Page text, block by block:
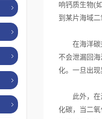
响钙质生物(
到某片海域
在海洋碳封
不会泄漏回
化。一旦出
此外，在海
化碳，当二